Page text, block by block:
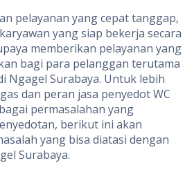
pelayanan yang cepat tanggap,
yang siap bekerja secara
memberikan pelayanan yang
bagi para pelanggan terutama
Ngagel Surabaya. Untuk lebih
dan peran jasa penyedot WC
permasalahan yang
berikut ini akan
yang bisa diatasi dengan
Surabaya.